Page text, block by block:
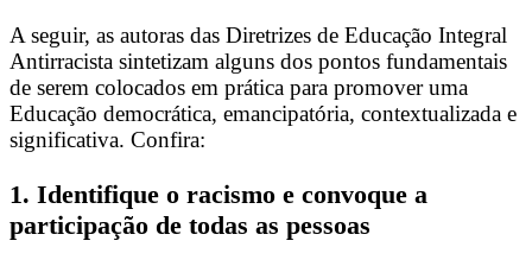
A seguir, as autoras das Diretrizes de Educação Integral
Antirracista sintetizam alguns dos pontos fundamentais
de serem colocados em prática para promover uma
Educação democrática, emancipatória, contextualizada e
significativa. Confira:
1. Identifique o racismo e convoque a
participação de todas as pessoas